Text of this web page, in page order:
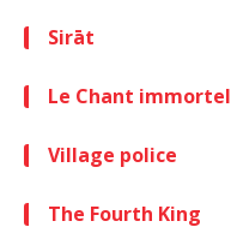
Sirāt
Le Chant immortel
Village police
The Fourth King